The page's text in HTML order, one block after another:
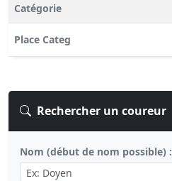
Catégorie
Place Categ
Rechercher un coureur
Nom (début de nom possible) :